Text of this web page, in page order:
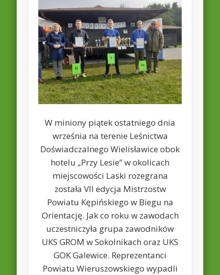
W miniony piątek ostatniego dnia
września na terenie Leśnictwa
Doświadczalnego Wielisławice obok
hotelu „Przy Lesie” w okolicach
miejscowości Laski rozegrana
została VII edycja Mistrzostw
Powiatu Kępińskiego w Biegu na
Orientację. Jak co roku w zawodach
uczestniczyła grupa zawodników
UKS GROM w Sokolnikach oraz UKS
GOK Galewice. Reprezentanci
Powiatu Wieruszowskiego wypadli